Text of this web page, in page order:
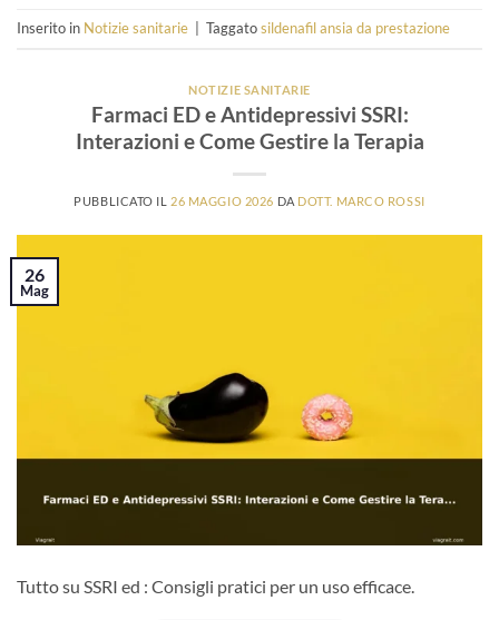
Inserito in Notizie sanitarie Taggatosildenafil ansia da prestazione
NOTIZIE SANITARIE
Farmaci ED e Antidepressivi SSRI:
Interazioni e Come Gestire la Terapia
PUBBLICATO IL 26 MAGGIO 2026 DA DOTT. MARCO ROSSI
26
Mag
Tutto su SSRI ed : Consigli pratici per un uso efficace.